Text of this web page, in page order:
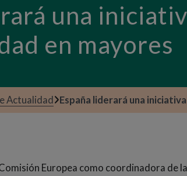
una
en mayores
Actualidad España liderará una
Europea como coordinadora de